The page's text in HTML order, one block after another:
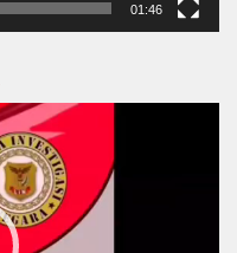
01:46